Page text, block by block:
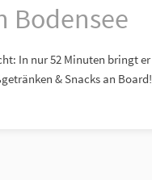
Bodensee
In nur 52 Minuten bringt er
& Snacks an Board!